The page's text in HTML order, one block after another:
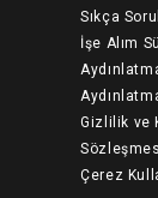
Sıkça
İşe Alım
Gizlilik ve
Çerez